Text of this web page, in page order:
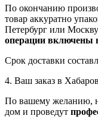
По окончанию
товар аккуратно
Петербург или
операции включены
Срок доставки
4. Ваш заказ в
По вашему желанию,
дом и проведут